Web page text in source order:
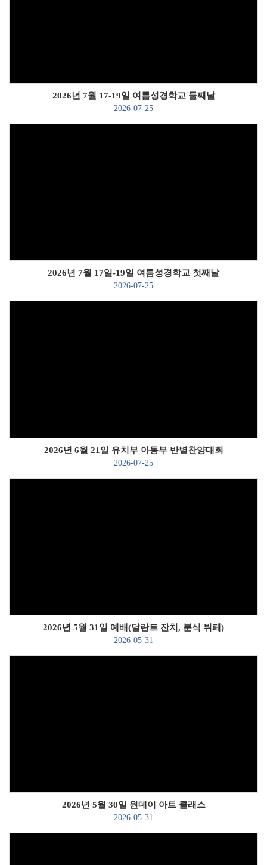
2026년 7월 17-19일 여름성경학교 둘째날
2026-07-25
2026년 7월 17일-19일 여름성경학교 첫째날
2026-07-25
2026년 6월 21일 유치부 아동부 반별찬양대회
2026-07-25
2026년 5월 31일 예배(달란트 잔치, 분식 뷔페)
2026-05-31
2026년 5월 30일 원데이 아트 클래스
2026-05-31